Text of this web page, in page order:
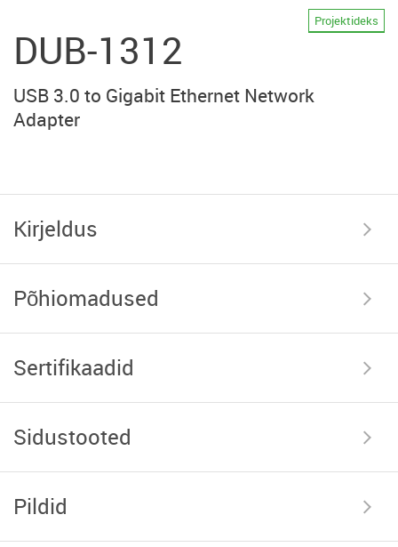
DUB-1312
Projektideks
USB 3.0 to Gigabit Ethernet Network
Adapter
Kirjeldus
Põhiomadused
Sertifikaadid
Sidustooted
Pildid